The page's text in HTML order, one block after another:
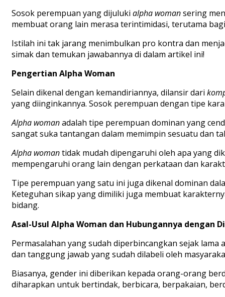
Sosok perempuan yang dijuluki alpha womansering
membuat orang lain merasa terintimidasi, terutama
Istilah ini tak jarang menimbulkan pro kontra dan
simak dan temukan jawabannya di dalam artikel ini!
Pengertian Alpha Woman
Selain dikenal dengan kemandiriannya, dilansir dari
yang diinginkannya. Sosok perempuan dengan tipe
Alpha womanadalah tipe perempuan dominan yang
sangat suka tantangan dalam memimpin sesuatu dan
Alpha womantidak mudah dipengaruhi oleh apa yang
mempengaruhi orang lain dengan perkataan dan
Tipe perempuan yang satu ini juga dikenal dominan
Keteguhan sikap yang dimiliki juga membuat
bidang.
Asal-Usul Alpha Woman dan Hubungannya dengan
Permasalahan yang sudah diperbincangkan sejak
dan tanggung jawab yang sudah dilabeli oleh
Biasanya, gender ini diberikan kepada orang-orang
diharapkan untuk bertindak, berbicara, berpakaian,